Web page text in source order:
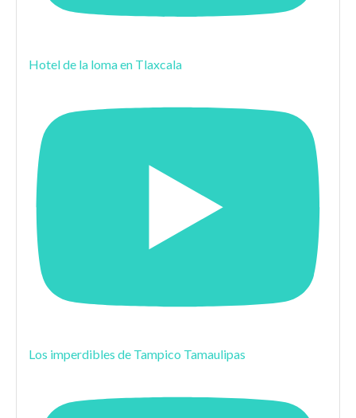
Hotel de la loma en Tlaxcala
Los imperdibles de Tampico Tamaulipas